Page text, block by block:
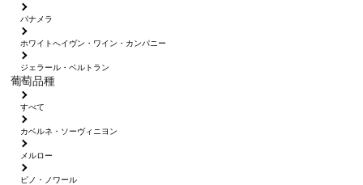
パナメラ
ホワイトへイヴン・ワイン・カンパニー
ジェラール・ベルトラン
葡萄品種
すべて
カベルネ・ソーヴィニヨン
メルロー
ピノ・ノワール